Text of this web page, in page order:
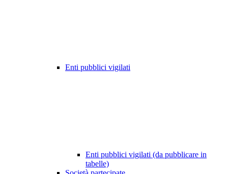
Enti pubblici vigilati
Enti pubblici vigilati (da pubblicare in
tabelle)